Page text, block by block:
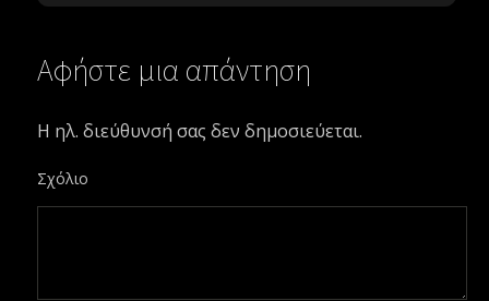
Αφήστε μια απάντηση
Η ηλ. διεύθυνσή σας δεν δημοσιεύεται.
Σχόλιο